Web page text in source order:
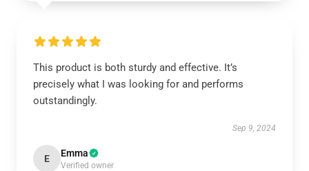
This product is both sturdy and effective. It’s
precisely what I was looking for and performs
outstandingly.
Sep 9, 2024
E Emma
Verified owner